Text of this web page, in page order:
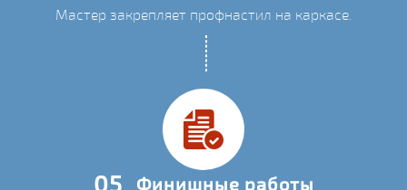
Мастер закрепляет профнастил на каркасе.
Финишные работы